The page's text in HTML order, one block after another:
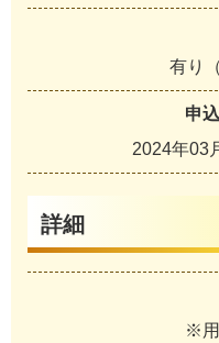
有り
申
2024年03
詳細
※